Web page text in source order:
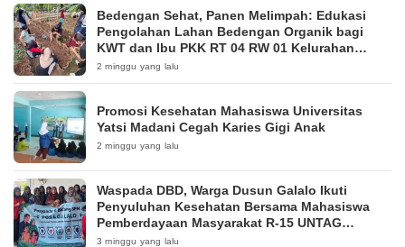
Bedengan Sehat, Panen Melimpah: Edukasi
Pengolahan Lahan Bedengan Organik bagi
KWT dan Ibu PKK RT 04 RW 01 Kelurahan
Pakintelan
2 minggu yang lalu
Promosi Kesehatan Mahasiswa Universitas
Yatsi Madani Cegah Karies Gigi Anak
2 minggu yang lalu
Waspada DBD, Warga Dusun Galalo Ikuti
Penyuluhan Kesehatan Bersama Mahasiswa
Pemberdayaan Masyarakat R-15 UNTAG
Surabaya 2026
3 minggu yang lalu